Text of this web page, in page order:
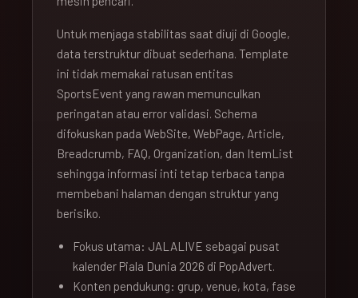
Untuk menjaga stabilitas saat diuji di Google,
data terstruktur dibuat sederhana. Template
ini tidak memakai ratusan entitas
SportsEvent yang rawan memunculkan
peringatan atau error validasi. Schema
difokuskan pada WebSite, WebPage, Article,
Breadcrumb, FAQ, Organization, dan ItemList
sehingga informasi inti tetap terbaca tanpa
membebani halaman dengan struktur yang
berisiko.
Fokus utama: JALALIVE sebagai pusat
kalender Piala Dunia 2026 di PopAdvert.
Konten pendukung: grup, venue, kota, fase